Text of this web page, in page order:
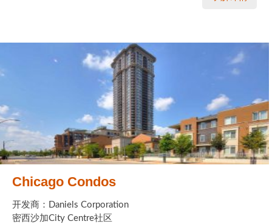
Chicago Condos
开发商：Daniels Corporation
密西沙加City Centre社区